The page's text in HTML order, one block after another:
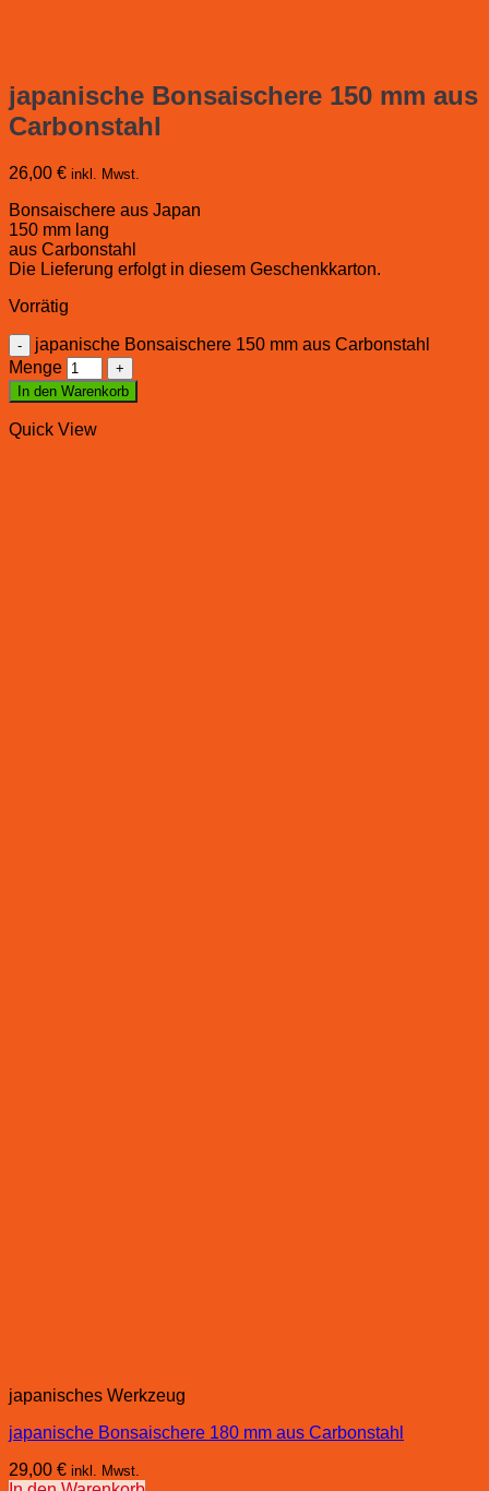
japanische Bonsaischere 150 mm aus
Carbonstahl
26,00 € inkl. Mwst.
Bonsaischere aus Japan
150 mm lang
aus Carbonstahl
Die Lieferung erfolgt in diesem Geschenkkarton.
Vorrätig
japanische Bonsaischere 150 mm aus Carbonstahl
Menge
In den Warenkorb
Quick View
japanisches Werkzeug
japanische Bonsaischere 180 mm aus Carbonstahl
29,00 € inkl. Mwst.